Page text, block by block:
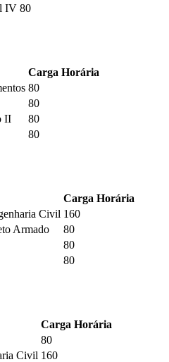
IV 80
Carga Horária
80
80
II
80
80
Carga Horária
Civil 160
Armado
80
80
80
Carga Horária
80
Civil 160